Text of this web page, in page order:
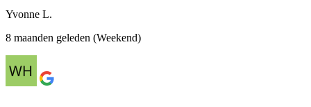
Yvonne L.
8 maanden geleden (Weekend)